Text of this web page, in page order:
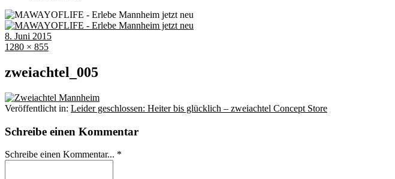
8. Juni 2015
1280 × 855
zweiachtel_005
Veröffentlicht in: Leider geschlossen: Heiter bis glücklich – zweiachtel Concept Store
Schreibe einen Kommentar
Schreibe einen Kommentar... *